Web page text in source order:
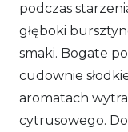
YO
Decanter
Collection
podczas
głęboki
smaki. Bogate
cudownie
aromatach
cytrusowego.